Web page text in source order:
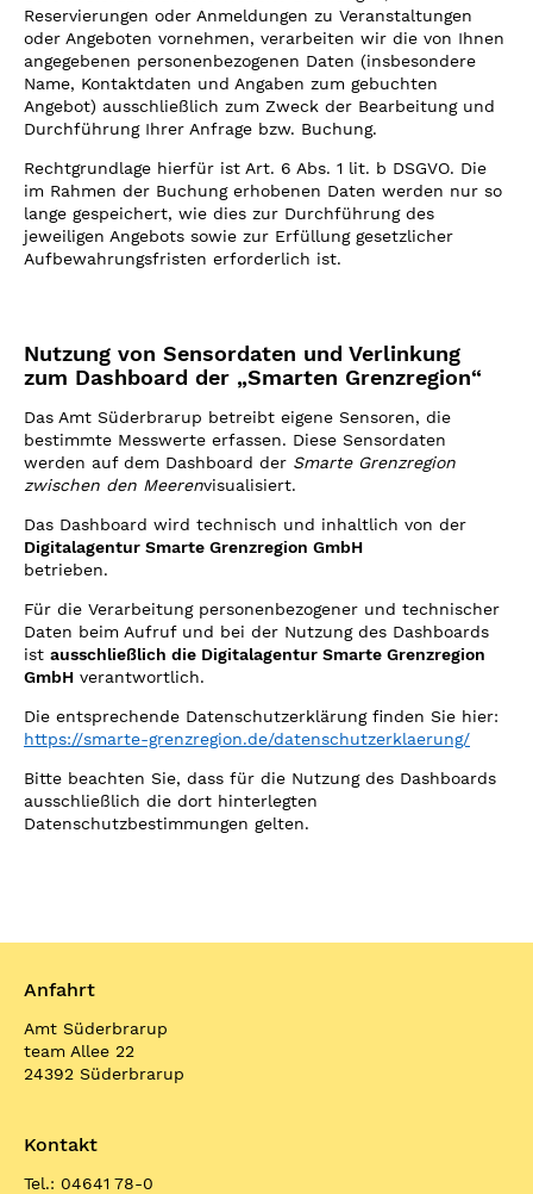
Reservierungen oder Anmeldungen zu Veranstaltungen
oder Angeboten vornehmen, verarbeiten wir die von Ihnen
angegebenen personenbezogenen Daten (insbesondere
Name, Kontaktdaten und Angaben zum gebuchten
Angebot) ausschließlich zum Zweck der Bearbeitung und
Durchführung Ihrer Anfrage bzw. Buchung.
Rechtgrundlage hierfür ist Art. 6 Abs. 1 lit. b DSGVO. Die
im Rahmen der Buchung erhobenen Daten werden nur so
lange gespeichert, wie dies zur Durchführung des
jeweiligen Angebots sowie zur Erfüllung gesetzlicher
Aufbewahrungsfristen erforderlich ist.
Nutzung von Sensordaten und Verlinkung
zum Dashboard der „Smarten Grenzregion“
Das Amt Süderbrarup betreibt eigene Sensoren, die
bestimmte Messwerte erfassen. Diese Sensordaten
werden auf dem Dashboard der Smarte Grenzregion
zwischen den Meerenvisualisiert.
Das Dashboard wird technisch und inhaltlich von der
Digitalagentur Smarte Grenzregion GmbH
betrieben.
Für die Verarbeitung personenbezogener und technischer
Daten beim Aufruf und bei der Nutzung des Dashboards
ist ausschließlich die Digitalagentur Smarte Grenzregion
GmbH verantwortlich.
Die entsprechende Datenschutzerklärung finden Sie hier:
https://smarte-grenzregion.de/datenschutzerklaerung/
Bitte beachten Sie, dass für die Nutzung des Dashboards
ausschließlich die dort hinterlegten
Datenschutzbestimmungen gelten.
Anfahrt
Amt Süderbrarup
team Allee 22
24392 Süderbrarup
Kontakt
Tel.: 04641 78-0